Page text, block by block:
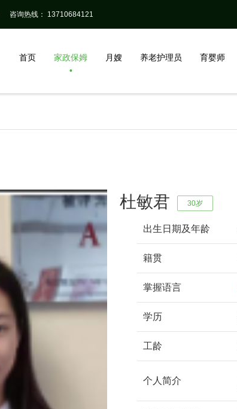
咨询热线： 13710684121
首页 家政保姆 月嫂 养老护理员 育婴师
杜敏君 30岁
出生日期及年龄
籍贯
掌握语言
学历
工龄
个人简介